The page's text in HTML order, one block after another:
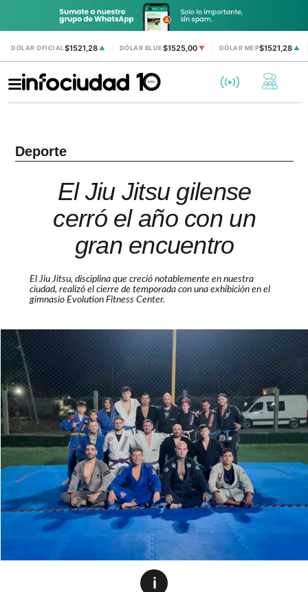
DÓLAR OFICIAL$1521,28 ▲ DÓLAR BLUE$1525,00 ▼ DÓLAR MEP$1521,28▲
Deporte
El Jiu Jitsu gilense
cerró el año con un
gran encuentro
El Jiu Jitsu, disciplina que creció notablemente en nuestra
ciudad, realizó el cierre de temporada con una exhibición en el
gimnasio Evolution Fitness Center.